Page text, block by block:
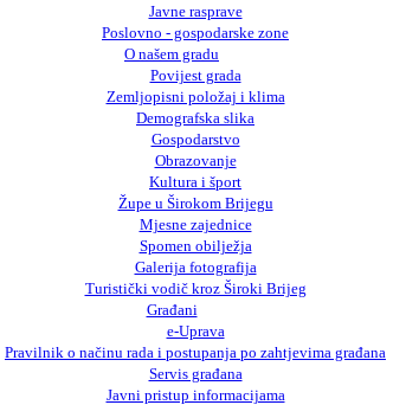
Javne rasprave
Poslovno - gospodarske zone
O našem gradu
Povijest grada
Zemljopisni položaj i klima
Demografska slika
Gospodarstvo
Obrazovanje
Kultura i šport
Župe u Širokom Brijegu
Mjesne zajednice
Spomen obilježja
Galerija fotografija
Turistički vodič kroz Široki Brijeg
Građani
e-Uprava
Pravilnik o načinu rada i postupanja po zahtjevima građana
Servis građana
Javni pristup informacijama